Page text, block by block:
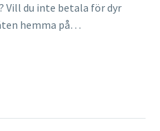
Vill du inte betala för dyr
hemma på…